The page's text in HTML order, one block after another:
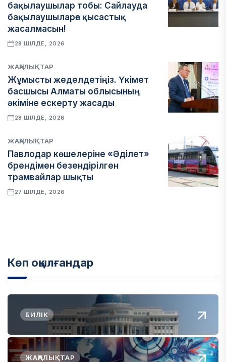
бақылаушылар тобы: Сайлауда
бақылаушыларға қысастық
жасалмасын!
28 ШІЛДЕ, 2026
ЖАҢАЛЫҚТАР
Жұмысты жеделдетіңіз. Үкімет
басшысы Алматы облысының
әкіміне ескерту жасады
28 ШІЛДЕ, 2026
ЖАҢАЛЫҚТАР
Павлодар көшелеріне «Әділет»
брендімен безендірілген
трамвайлар шықты
27 ШІЛДЕ, 2026
Көп оқылғандар
БИЛІК
ЖАҢАЛЫҚТАР